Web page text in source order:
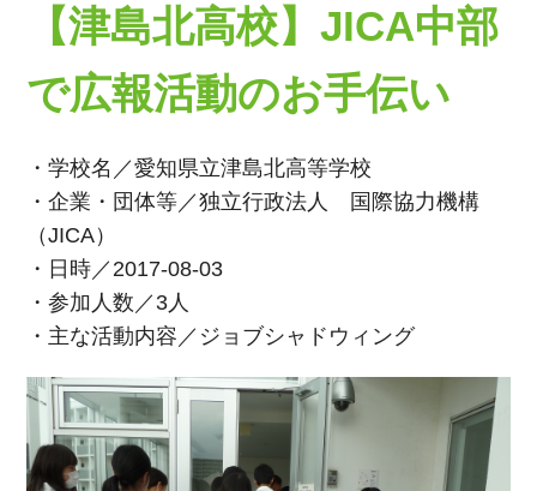
【津島北高校】JICA中部
で広報活動のお手伝い
・学校名／愛知県立津島北高等学校
・企業・団体等／独立行政法人 国際協力機構
（JICA）
・日時／2017-08-03
・参加人数／3人
・主な活動内容／ジョブシャドウィング